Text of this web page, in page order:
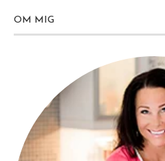
OM MIG